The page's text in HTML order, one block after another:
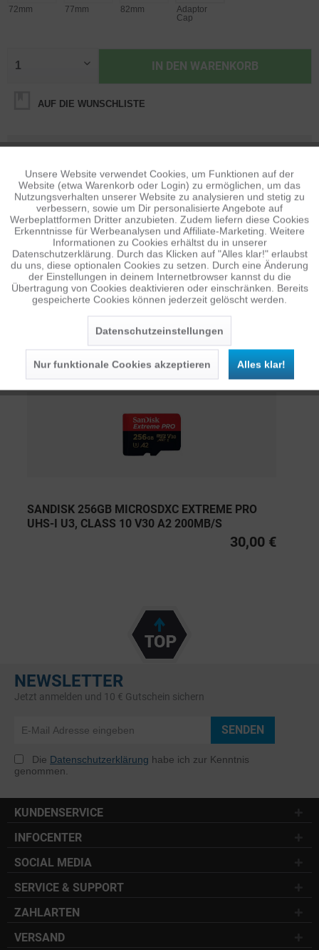
72mm 77mm 82mm
Adaptor
Cap
IN DEN WARENKORB
AUF DIE WUNSCHLISTE
Adapterring für verschiedene Durchmesser Lieferumfang 1x
Freewell Gear K2 Step Up Ring in...mehr
BEWERTUNGEN
0
Bewertungen lesen, schreiben und diskutieren...mehr
ÄHNLICHE ARTIKEL
Diese Artikel sind dem Produkt ähnlich ...mehr
Persönliche Empfehlungen
SANDISK 256GB MICROSDXC EXTREME PRO
UHS-I U3, CLASS 10 V30 A2 200MB/S
30,00 €
NEWSLETTER
Jetzt anmelden und 10 € Gutschein sichern
SENDEN
Die Datenschutzerklärung habe ich zur Kenntnis
genommen.
KUNDENSERVICE
INFOCENTER
SOCIAL MEDIA
SERVICE & SUPPORT
ZAHLARTEN
VERSAND
Funktionale Aktiv
Tracking Inaktiv
Personalisierung Inaktiv
Service Inaktiv
Unsere Website verwendet Cookies, um Funktionen auf der
Website (etwa Warenkorb oder Login) zu ermöglichen, um das
Nutzungsverhalten unserer Website zu analysieren und stetig zu
verbessern, sowie um Dir personalisierte Angebote auf
Werbeplattformen Dritter anzubieten. Zudem liefern diese Cookies
Erkenntnisse für Werbeanalysen und Affiliate-Marketing. Weitere
Informationen zu Cookies erhältst du in unserer
Datenschutzerklärung. Durch das Klicken auf "Alles klar!" erlaubst
du uns, diese optionalen Cookies zu setzen. Durch eine Änderung
der Einstellungen in deinem Internetbrowser kannst du die
Übertragung von Cookies deaktivieren oder einschränken. Bereits
gespeicherte Cookies können jederzeit gelöscht werden.
Datenschutzeinstellungen
Nur funktionale Cookies akzeptieren Alles klar!